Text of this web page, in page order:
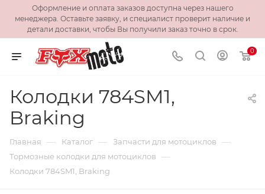
Оформление и оплата заказов доступна через нашего
менеджера. Оставьте заявку, и специалист проверит наличие и
детали доставки, чтобы Вы получили заказ точно в срок.
0
Колодки 784SM1,
Braking
Главная — Каталог — Запчасти для мотоциклов —
Тормозные колодки для мотоциклов —
Колодки 784SM1, Braking